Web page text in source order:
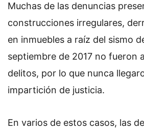
Muchas de las denuncias
construcciones irregulares,
en inmuebles a raíz del sismo
septiembre de 2017 no fueron
delitos, por lo que nunca
impartición de justicia.
En varios de estos casos, las